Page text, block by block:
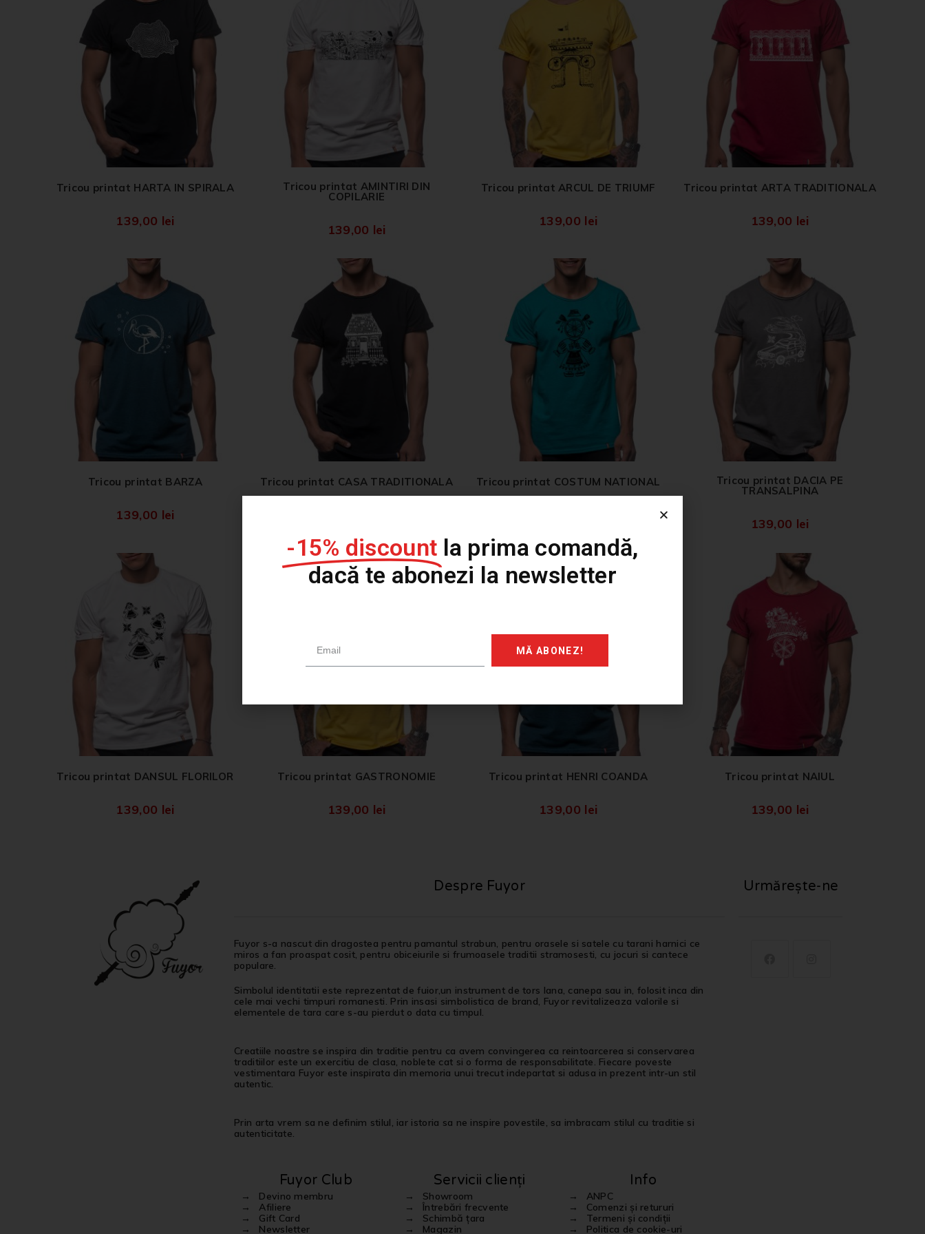
Tricou printat HARTA IN SPIRALA
139,00 lei
Tricou printat AMINTIRI DIN
COPILARIE
139,00 lei
Tricou printat ARCUL DE TRIUMF
139,00 lei
Tricou printat ARTA TRADITIONALA
139,00 lei
Tricou printat BARZA
139,00 lei
Tricou printat CASA TRADITIONALA Tricou printat COSTUM NATIONAL Tricou printat DACIA PE
TRANSALPINA
139,00 lei
Tricou printat DANSUL FLORILOR
139,00 lei
Tricou printat GASTRONOMIE
139,00 lei
Tricou printat HENRI COANDA
139,00 lei
Tricou printat NAIUL
139,00 lei
Despre Fuyor
Fuyor s-a nascut din dragostea pentru pamantul strabun, pentru orasele si satele cu tarani harnici ce
miros a fan proaspat cosit, pentru obiceiurile si frumoasele traditii stramosesti, cu jocuri si cantece
populare.
Simbolul identitatii este reprezentat de fuior,un instrument de tors lana, canepa sau in, folosit inca din
cele mai vechi timpuri romanesti. Prin insasi simbolistica de brand, Fuyor revitalizeaza valorile si
elementele de tara care s-au pierdut o data cu timpul.
Creatiile noastre se inspira din traditie pentru ca avem convingerea ca reintoarcerea si conservarea
traditiilor este un exercitiu de clasa, noblete cat si o forma de responsabilitate. Fiecare poveste
vestimentara Fuyor este inspirata din memoria unui trecut indepartat si adusa in prezent intr-un stil
autentic.
Prin arta vrem sa ne definim stilul, iar istoria sa ne inspire povestile, sa imbracam stilul cu traditie si
autenticitate.
Fuyor Club
Devino membru
Afiliere
Gift Card
Newsletter
Servicii clienți
Showroom
Întrebări frecvente
Schimbă țara
Magazin
Info
ANPC
Comenzi și retururi
Termeni și condiții
Politica de cookie-uri
Urmărește-ne
-15% discount la prima comandă,
dacă te abonezi la newsletter
MĂ ABONEZ!